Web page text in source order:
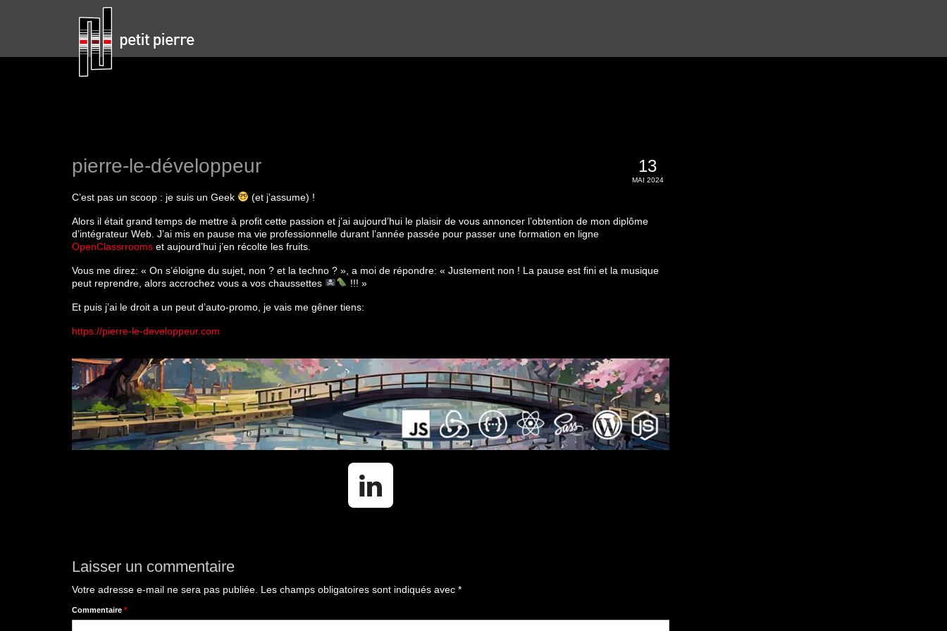
13
MAI 2024
pierre-le-développeur
C’est pas un scoop : je suis un Geek (et j’assume) !
Alors il était grand temps de mettre à profit cette passion et j’ai aujourd’hui le plaisir de vous annoncer l’obtention de mon diplôme
d’intégrateur Web. J’ai mis en pause ma vie professionnelle durant l’année passée pour passer une formation en ligne
OpenClassrrooms et aujourd’hui j’en récolte les fruits.
Vous me direz: « On s’éloigne du sujet, non ? et la techno ? », a moi de répondre: « Justement non ! La pause est fini et la musique
peut reprendre, alors accrochez vous a vos chaussettes
!!! »
Et puis j’ai le droit a un peut d’auto-promo, je vais me gêner tiens:
https://pierre-le-developpeur.com
Laisser un commentaire
Votre adresse e-mail ne sera pas publiée. Les champs obligatoires sont indiqués avec *
Commentaire *